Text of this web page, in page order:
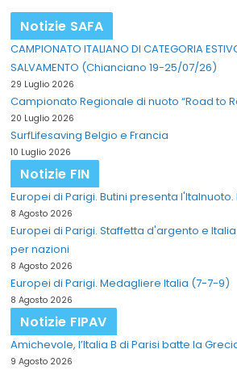
Notizie SAFA
CAMPIONATO ITALIANO DI CATEGORIA
SALVAMENTO (Chianciano 19-25/07/26)
29 Luglio 2026
Campionato Regionale di nuoto “Road to
20 Luglio 2026
SurfLifesaving Belgio e Francia
10 Luglio 2026
Notizie FIN
Europei di Parigi. Butini presenta
8 Agosto 2026
Europei di Parigi. Staffetta d'argento e
per nazioni
8 Agosto 2026
Europei di Parigi. Medagliere Italia (7-7-9)
8 Agosto 2026
Notizie FIPAV
Amichevole, l’Italia B di Parisi batte la
9 Agosto 2026